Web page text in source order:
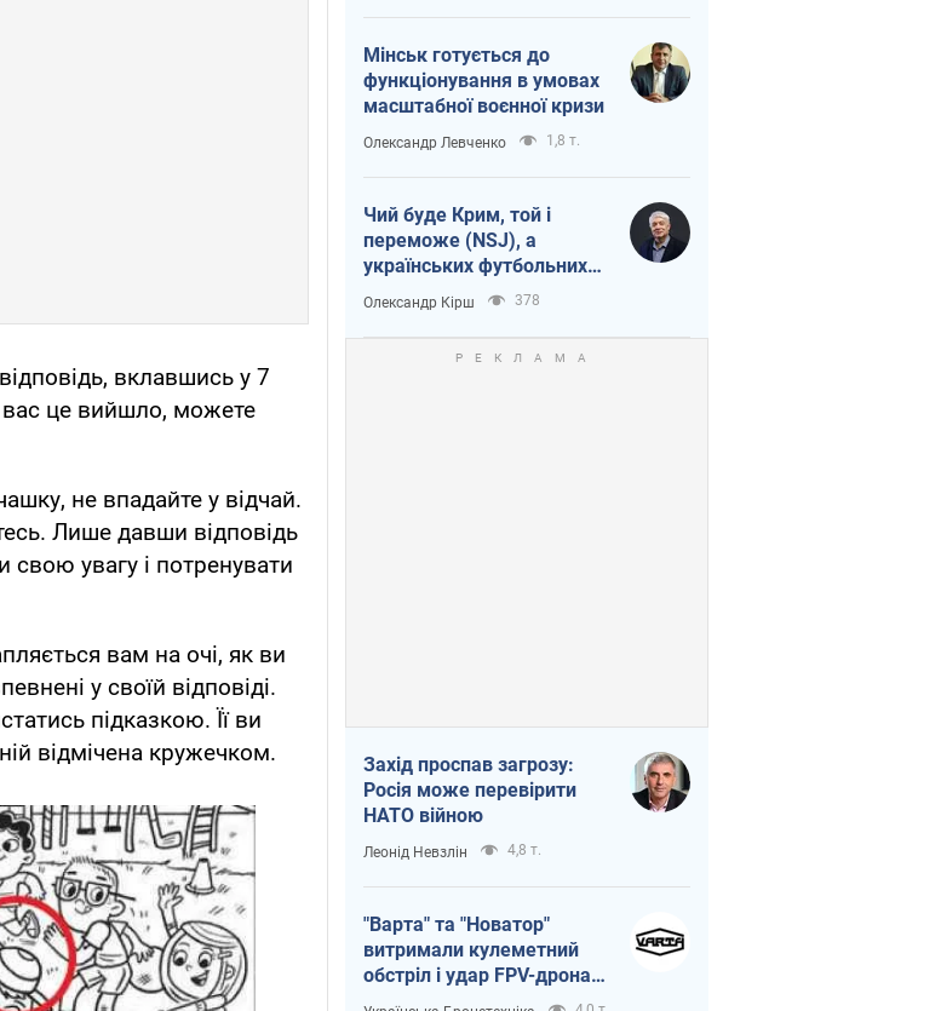
вклавшись у 7
це вийшло, можете
не впадайте у відчай.
Лише давши відповідь
свою увагу і потренувати
вам на очі, як ви
у своїй відповіді.
підказкою. Її ви
відмічена кружечком.
Мінськ готується до
функціонування в умовах
масштабної воєнної кризи
Олександр Левченко 1,8 т.
Чий буде Крим, той і
переможе (NSJ), а
українських футбольних
чиновників можуть
назвати вбивцями
Олександр Кірш 378
Захід проспав загрозу:
Росія може перевірити
НАТО війною
Леонід Невзлін 4,8 т.
"Варта" та "Новатор"
витримали кулеметний
обстріл і удар FPV-дрона,
врятувавши життя